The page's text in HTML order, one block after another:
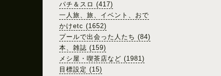
パチ＆スロ (417)
一人旅、旅、イベント、おで
かけetc (1652)
プールで出会った人たち (84)
本、雑誌 (159)
メシ屋・喫茶店など (1981)
目標設定 (15)